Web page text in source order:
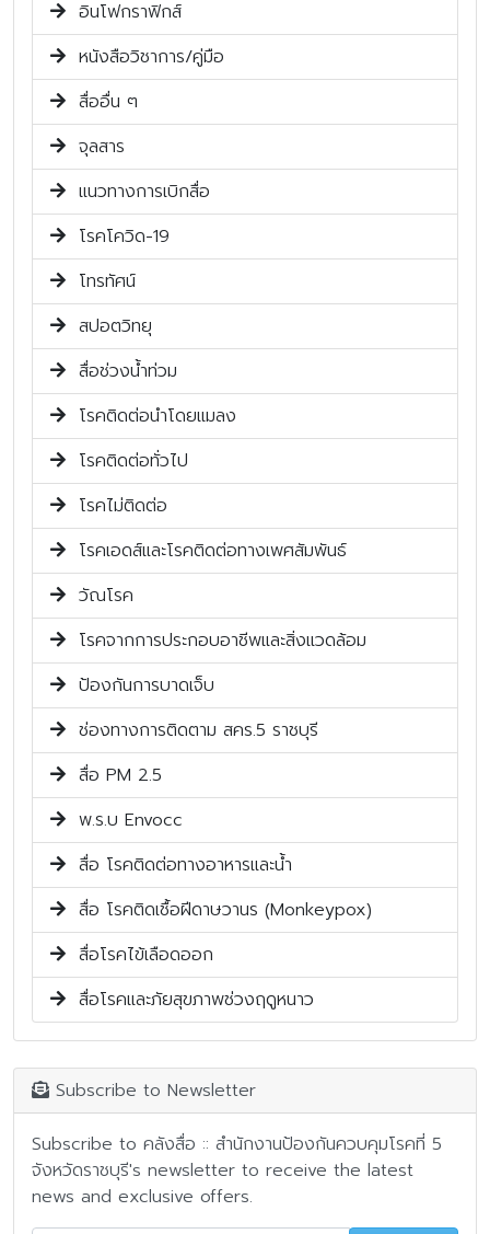
อินโฟกราฟิกส์
หนังสือวิชาการ/คู่มือ
สื่ออื่น ๆ
จุลสาร
แนวทางการเบิกสื่อ
โรคโควิด-19
โทรทัศน์
สปอตวิทยุ
สื่อช่วงน้ำท่วม
โรคติดต่อนำโดยแมลง
โรคติดต่อทั่วไป
โรคไม่ติดต่อ
โรคเอดส์และโรคติดต่อทางเพศสัมพันธ์
วัณโรค
โรคจากการประกอบอาชีพและสิ่งแวดล้อม
ป้องกันการบาดเจ็บ
ช่องทางการติดตาม สคร.5 ราชบุรี
สื่อ PM 2.5
พ.ร.บ Envocc
สื่อ โรคติดต่อทางอาหารและน้ำ
สื่อ โรคติดเชื้อฝีดาษวานร (Monkeypox)
สื่อโรคไข้เลือดออก
สื่อโรคและภัยสุขภาพช่วงฤดูหนาว
Subscribe to Newsletter
Subscribe to คลังสื่อ :: สำนักงานป้องกันควบคุมโรคที่ 5
จังหวัดราชบุรี's newsletter to receive the latest
news and exclusive offers.